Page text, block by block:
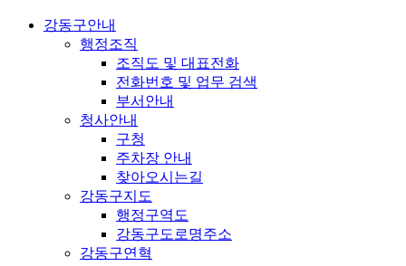
강동구안내
행정조직
조직도 및 대표전화
전화번호 및 업무 검색
부서안내
청사안내
구청
주차장 안내
찾아오시는길
강동구지도
행정구역도
강동구도로명주소
강동구연혁